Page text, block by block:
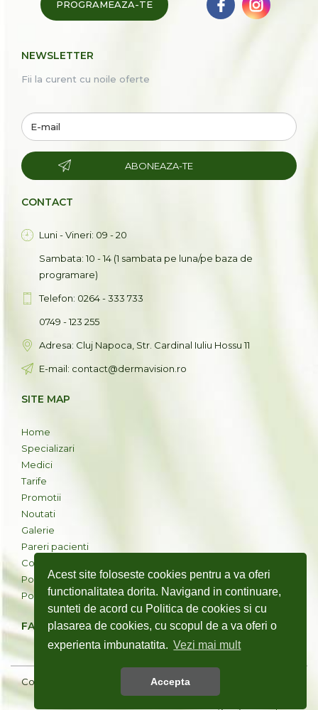
Acest site foloseste cookies pentru a va oferi
functionalitatea dorita. Navigand in continuare,
sunteti de acord cu Politica de cookies si cu
plasarea de cookies, cu scopul de a va oferi o
experienta imbunatatita. Vezi mai mult
Accepta
PROGRAMEAZA-TE
NEWSLETTER
Fii la curent cu noile oferte
ABONEAZA-TE
CONTACT
Luni - Vineri: 09 - 20
Sambata: 10 - 14 (1 sambata pe luna/pe baza de
programare)
Telefon: 0264 - 333 733
0749 - 123 255
Adresa: Cluj Napoca, Str. Cardinal Iuliu Hossu 11
E-mail: contact@dermavision.ro
SITE MAP
Home
Specializari
Medici
Tarife
Promotii
Noutati
Galerie
Pareri pacienti
Contact
Politica cookies
Politica de confidentialitate
FACEBOOK
Copyright © Clinica Dermavision 2025